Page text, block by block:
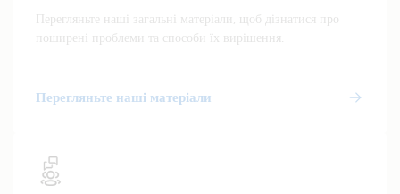
Перегляньте наші загальні матеріали, щоб дізнатися про
поширені проблеми та способи їх вирішення.
Перегляньте наші матеріали